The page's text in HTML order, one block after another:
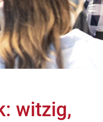
witzig,